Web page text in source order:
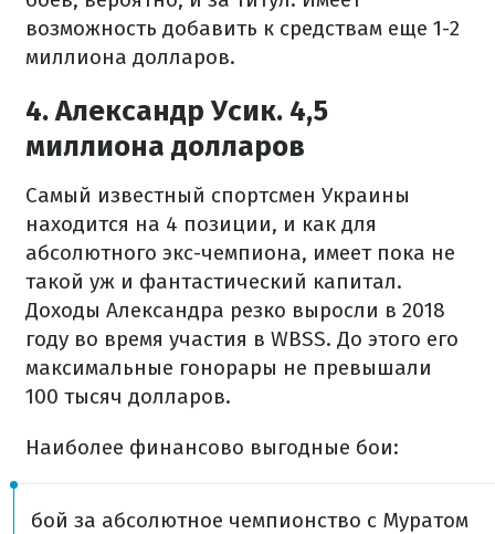
возможность добавить к средствам еще 1-2
миллиона долларов.
4. Александр Усик. 4,5
миллиона долларов
Самый известный спортсмен Украины
находится на 4 позиции, и как для
абсолютного экс-чемпиона, имеет пока не
такой уж и фантастический капитал.
Доходы Александра резко выросли в 2018
году во время участия в WBSS. До этого его
максимальные гонорары не превышали
100 тысяч долларов.
Наиболее финансово выгодные бои:
бой за абсолютное чемпионство с Муратом